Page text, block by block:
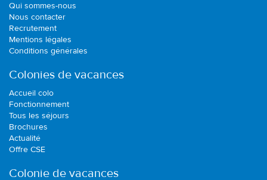
Qui sommes-nous
Nous contacter
Recrutement
Mentions légales
Conditions générales
Colonies de vacances
Accueil colo
Fonctionnement
Tous les séjours
Brochures
Actualité
Offre CSE
Colonie de vacances